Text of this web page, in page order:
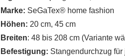
Marke: SeGaTex® home fashion
Höhen: 20 cm, 45 cm
Breiten: 48 bis 208 cm (Variante
Befestigung: Stangendurchzug